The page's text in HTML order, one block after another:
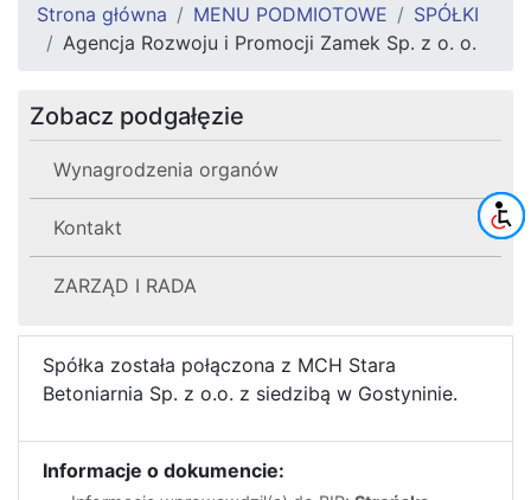
Strona główna MENU PODMIOTOWE
SPÓŁKI
Agencja Rozwoju i Promocji Zamek Sp. z o. o.
Zobacz podgałęzie
Wynagrodzenia organów
Kontakt
ZARZĄD I RADA
Spółka została połączona z MCH Stara
Betoniarnia Sp. z o.o. z siedzibą w Gostyninie.
Informacje o dokumencie: